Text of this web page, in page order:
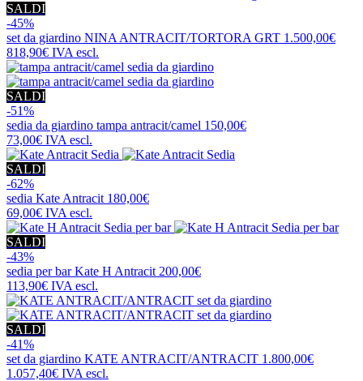
SALDI
-45%
set da giardino NINA ANTRACIT/TORTORA GRT 1.500,00€
818,90€ IVA escl.
SALDI
-51%
sedia da giardino tampa antracit/camel 150,00€
73,00€ IVA escl.
SALDI
-62%
sedia Kate Antracit 180,00€
69,00€ IVA escl.
SALDI
-43%
sedia per barKate H Antracit 200,00€
113,90€ IVA escl.
SALDI
-41%
set da giardino KATE ANTRACIT/ANTRACIT 1.800,00€
1.057,40€ IVA escl.